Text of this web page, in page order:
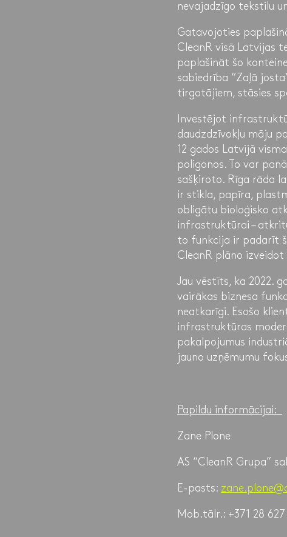
nevajadzīgo tekstilu
Gatavojoties
CleanR visā Latvijas
paplašināt šo
sabiedrība “Zaļā
tirgotājiem, stāsies
Investējot
daudzdzīvokļu māju
12 gados Latvijā
poligonos. To var
sašķiroto. Rīga rāda
ir stikla, papīra,
obligātu bioloģisko
infrastruktūrai –
to funkcija ir padarīt
CleanR plāno
Jau vēstīts, ka 2022.
vairākas biznesa
neatkarīgi. Esošo
infrastruktūras
pakalpojumus
jauno uzņēmumu
Papildu informācijai:
Zane Plone
AS “CleanR Grupa”
E-pasts:
Mob.tālr.: +371 28 627